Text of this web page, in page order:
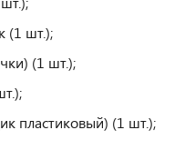
(1 шт.);
(1 шт.);
пластиковый) (1 шт.);